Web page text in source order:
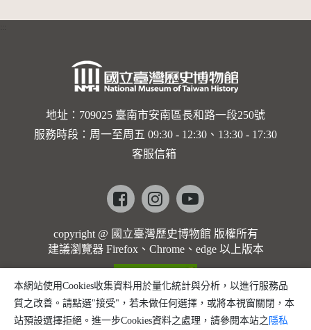
的依戀—
勒大地之
歌]【對
世界與生
命的依戀
馬勒大地
之歌】
地址：709025 臺南市安南區長和路一段250號
服務時段：周一至周五 09:30 - 12:30、13:30 - 17:30
客服信箱
Facebookinstagramyoutube
copyright @ 國立臺灣歷史博物館 版權所有
建議瀏覽器 Firefox、Chrome、edge 以上版本
本網站使用Cookies收集資料用於量化統計與分析，以進行服務品
質之改善。請點選"接受"，若未做任何選擇，或將本視窗關閉，本
站預設選擇拒絕。進一步Cookies資料之處理，請參閱本站之 隱私